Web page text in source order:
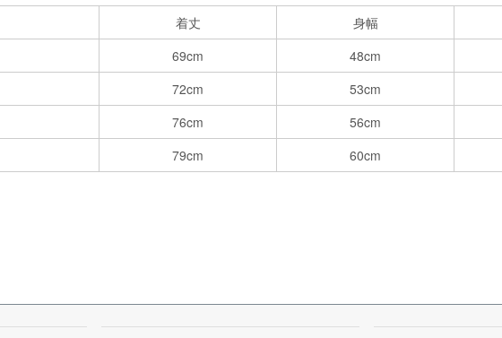
着丈 身幅
69cm 48cm
72cm 53cm
76cm 56cm
79cm 60cm